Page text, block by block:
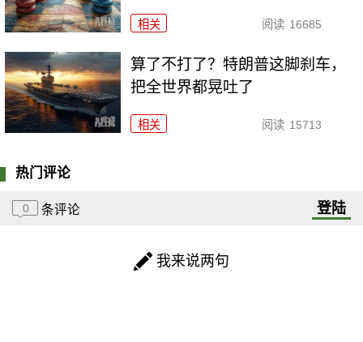
相关 阅读 16685
算了不打了？特朗普这脚刹车，
把全世界都晃吐了
相关 阅读 15713
热门评论
0 条评论 登陆
我来说两句